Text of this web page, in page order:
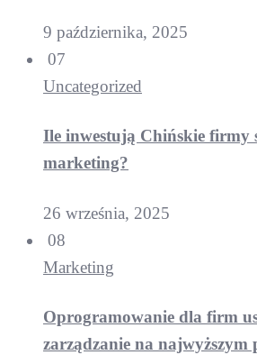
9 października, 2025
07
Uncategorized
Ile inwestują Chińskie firmy
marketing?
26 września, 2025
08
Marketing
Oprogramowanie dla firm
zarządzanie na najwyższym